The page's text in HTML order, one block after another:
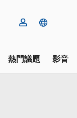
熱門議題 影音